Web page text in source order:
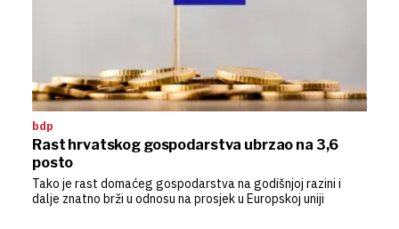
bdp
Rast hrvatskog gospodarstva ubrzao na 3,6
posto
Tako je rast domaćeg gospodarstva na godišnjoj razini i
dalje znatno brži u odnosu na prosjek u Europskoj uniji